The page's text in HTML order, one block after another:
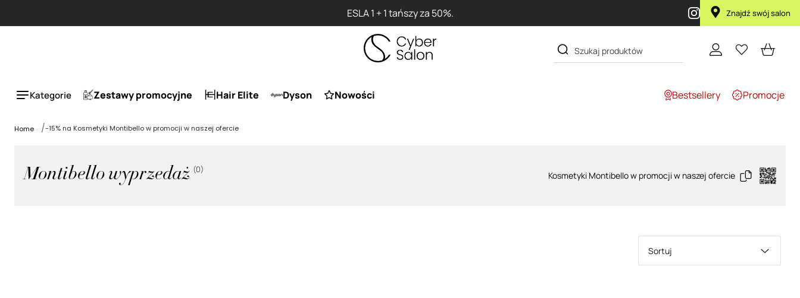
ESLA 1 + 1 tańszy za 50%. Znajdź swój salon
Kategorie Zestawy promocyjne Hair Elite Dyson Nowości Bestsellery Promocje
Home -15% na Kosmetyki Montibello w promocji w naszej ofercie
Montibello wyprzedaż (0)
Kosmetyki Montibello w promocji w naszej ofercie
Sortuj